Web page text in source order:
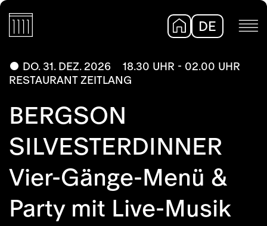
DE
DO. 31. DEZ. 2026
18.30 UHR - 02.00 UHR
RESTAURANT ZEITLANG
BERGSON
SILVESTERDINNER
Vier-Gänge-Menü &
Party mit Live-Musik